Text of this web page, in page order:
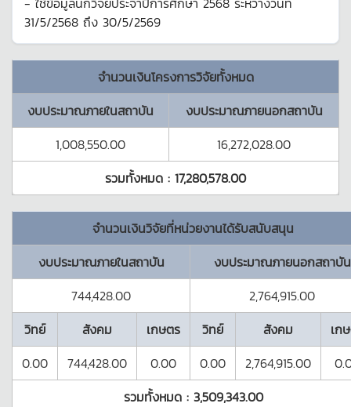
31/5/2568 ถึง 30/5/2569
จำนวนเงินโครงการวิจัยทั้งหมด
งบประมาณภายในสถาบัน
งบประมาณภายนอกสถาบัน
1,008,550.00
16,272,028.00
รวมทั้งหมด : 17,280,578.00
จำนวนเงินวิจัยที่หน่วยงานได้รับสนับสนุน
งบประมาณภายในสถาบัน
งบประมาณภายนอกสถาบัน
744,428.00
2,764,915.00
วิทย์
สังคม เกษตร วิทย์ สังคม
เก
0.00
744,428.00 0.00 0.00 2,764,915.00
รวมทั้งหมด : 3,509,343.00